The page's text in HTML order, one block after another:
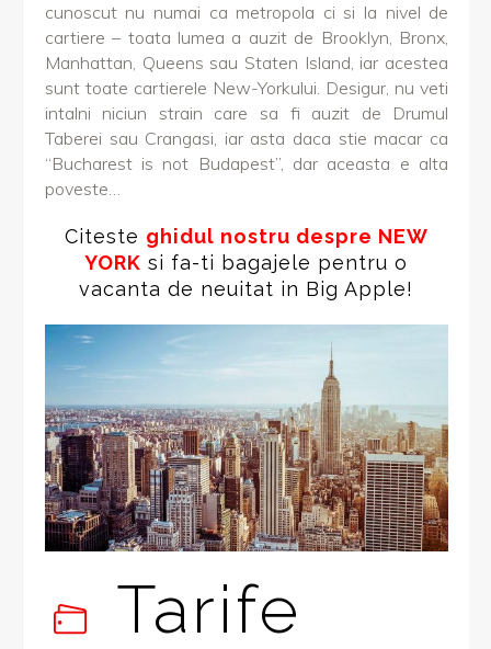
cunoscut nu numai ca metropola ci si la nivel de
cartiere – toata lumea a auzit de Brooklyn, Bronx,
Manhattan, Queens sau Staten Island, iar acestea
sunt toate cartierele New-Yorkului. Desigur, nu veti
intalni niciun strain care sa fi auzit de Drumul
Taberei sau Crangasi, iar asta daca stie macar ca
“Bucharest is not Budapest”, dar aceasta e alta
poveste…
Citeste ghidul nostru despre NEW
YORK si fa-ti bagajele pentru o
vacanta de neuitat in Big Apple!
Tarife